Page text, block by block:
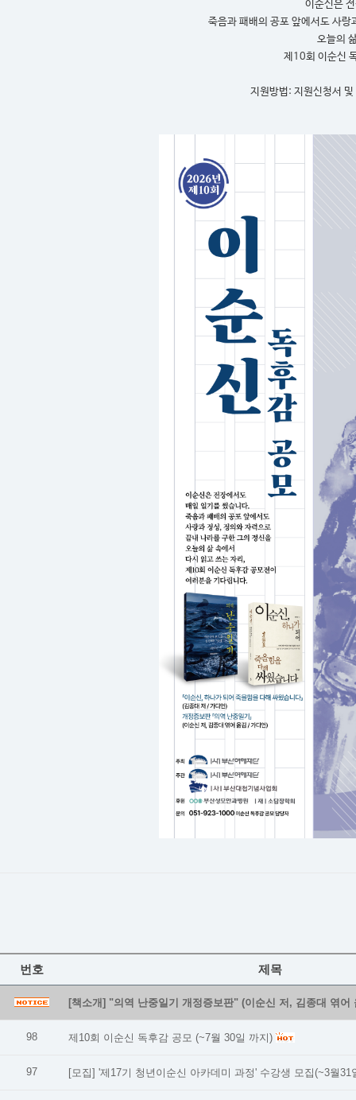
이순신은
죽음과 패배의 공포 앞에서도 사
오늘의
제10회 이순신
지원방법: 지원신청서
번호 제목
[책소개] "의역 난중일기 개정증보판" (이순신 저, 김종대 엮어
98 제10회 이순신 독후감 공모 (~7월 30일 까지)
97 [모집] '제17기 청년이순신 아카데미 과정' 수강생 모집(~3월31